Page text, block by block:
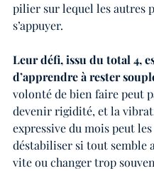
pilier sur lequel les autres
s’appuyer.
Leur défi, issu du total 4,
d’apprendre à rester
volonté de bien faire peut
devenir rigidité, et la
expressive du mois peut les
déstabiliser si tout semble
vite ou changer trop